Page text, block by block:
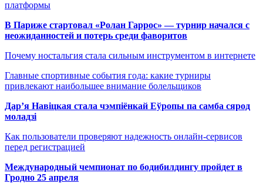
платформы
В Париже стартовал «Ролан Гаррос» — турнир начался с
неожиданностей и потерь среди фаворитов
Почему ностальгия стала сильным инструментом в интернете
Главные спортивные события года: какие турниры
привлекают наибольшее внимание болельщиков
Дар’я Навіцкая стала чэмпіёнкай Еўропы па самба сярод
моладзі
Как пользователи проверяют надежность онлайн-сервисов
перед регистрацией
Международный чемпионат по бодибилдингу пройдет в
Гродно 25 апреля